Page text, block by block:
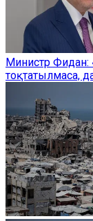
Министр Фидан:
тоқтатылмаса,